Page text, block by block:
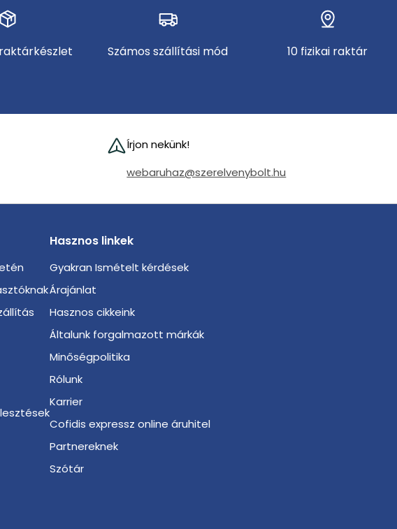
Számos szállítási mód 10 fizikai raktár
Írjon nekünk!
webaruhaz@szerelvenybolt.hu
Hasznos linkek
Gyakran Ismételt kérdések
Árajánlat
Hasznos cikkeink
Általunk forgalmazott márkák
Minőségpolitika
Rólunk
Karrier
Cofidis expressz online áruhitel
Partnereknek
Szótár